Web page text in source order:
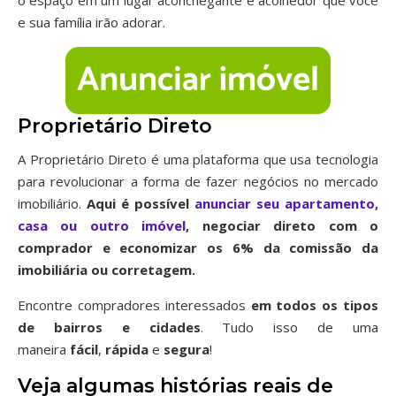
e sua família irão adorar.
Proprietário Direto
A Proprietário Direto é uma plataforma que usa tecnologia
para revolucionar a forma de fazer negócios no mercado
imobiliário. Aqui é possível anunciar seu apartamento,
casa ou outro imóvel, negociar direto com o
comprador e economizar os 6% da comissão da
imobiliária ou corretagem.
Encontre compradores interessados em todos os tipos
de bairros
e cidades. Tudo isso de uma
maneira fácil, rápida e segura!
Veja algumas histórias reais de